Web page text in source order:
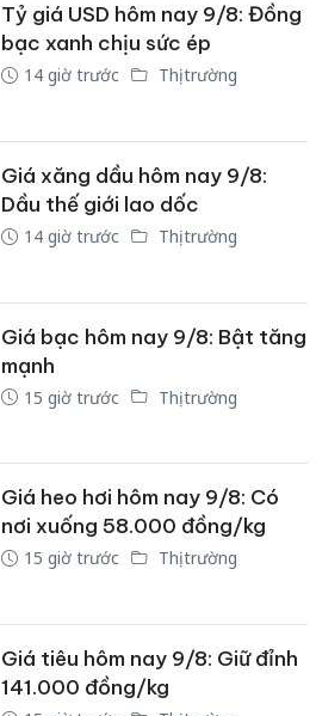
Tỷ giá USD hôm nay 9/8: Đồng
bạc xanh chịu sức ép
14 giờ trước Thị trường
Giá xăng dầu hôm nay 9/8:
Dầu thế giới lao dốc
14 giờ trước Thị trường
Giá bạc hôm nay 9/8: Bật tăng
mạnh
15 giờ trước Thị trường
Giá heo hơi hôm nay 9/8: Có
nơi xuống 58.000 đồng/kg
15 giờ trước Thị trường
Giá tiêu hôm nay 9/8: Giữ đỉnh
141.000 đồng/kg